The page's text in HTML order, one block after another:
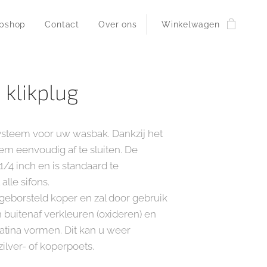
Contact Over ons Winkelwagen
klikplug
voor uw wasbak. Dankzij het
eenvoudig af te sluiten. De
4 inch en is standaard te
sifons.
koper en zal door gebruik
verkleuren (oxideren) en
vormen. Dit kan u weer
of koperpoets.